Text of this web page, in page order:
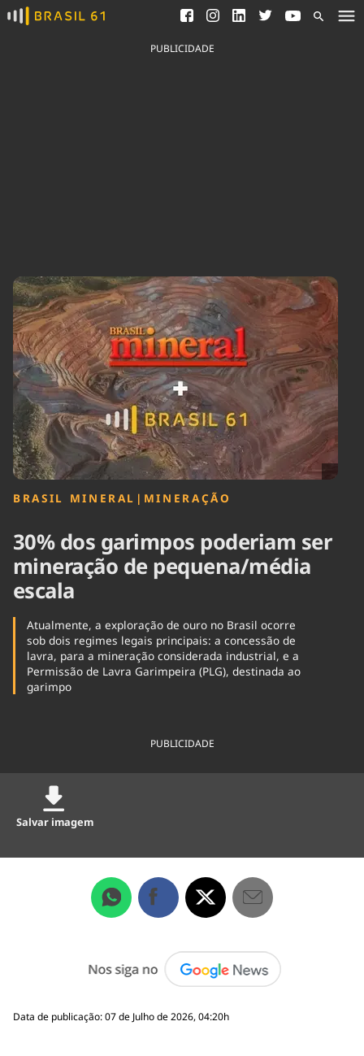
Ver todas as notícias
Saneamento
Indicadores
Agronegócios
Brasil
Brasil Mineral
Ciência &
Tecnologia
Cinema
Comportamento
Cultura
Economia
Educação
Infraestrutura
Internacional
Meio Ambiente
Podcast
Política
Saúde
Tempo
PUBLICIDADE
BRASIL MINERAL | MINERAÇÃO
30% dos garimpos poderiam ser
mineração de pequena/média
escala
Atualmente, a exploração de ouro no Brasil ocorre
sob dois regimes legais principais: a concessão de
lavra, para a mineração considerada industrial, e a
Permissão de Lavra Garimpeira (PLG), destinada ao
garimpo
PUBLICIDADE
Salvar imagem
Data de publicação: 07 de Julho de 2026, 04:20h